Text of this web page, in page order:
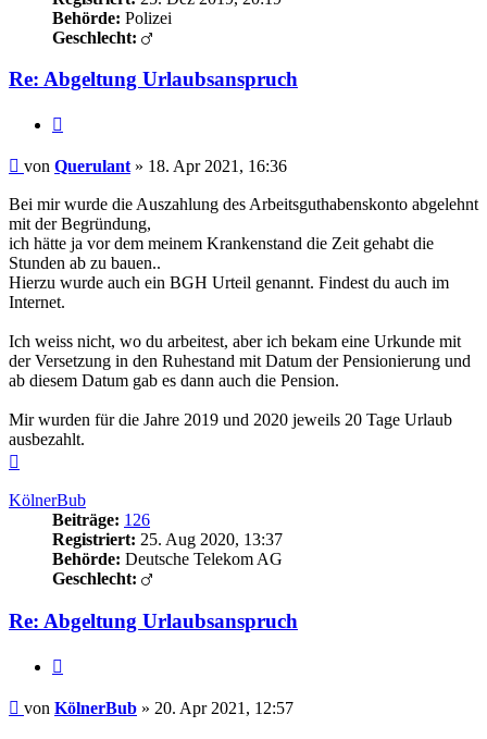
Behörde: Polizei
Geschlecht:
Re: Abgeltung Urlaubsanspruch
Beitrag
von Querulant » 18. Apr 2021, 16:36
Bei mir wurde die Auszahlung des Arbeitsguthabenskonto abgelehnt
mit der Begründung,
ich hätte ja vor dem meinem Krankenstand die Zeit gehabt die
Stunden ab zu bauen..
Hierzu wurde auch ein BGH Urteil genannt. Findest du auch im
Internet.
Ich weiss nicht, wo du arbeitest, aber ich bekam eine Urkunde mit
der Versetzung in den Ruhestand mit Datum der Pensionierung und
ab diesem Datum gab es dann auch die Pension.
Mir wurden für die Jahre 2019 und 2020 jeweils 20 Tage Urlaub
ausbezahlt.
KölnerBub
Beiträge: 126
Registriert: 25. Aug 2020, 13:37
Behörde: Deutsche Telekom AG
Geschlecht:
Re: Abgeltung Urlaubsanspruch
Beitrag
von KölnerBub » 20. Apr 2021, 12:57